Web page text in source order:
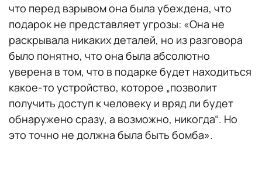
что перед взрывом она была убеждена, что
подарок не представляет угрозы: «Она не
раскрывала никаких деталей, но из разговора
было понятно, что она была абсолютно
уверена в том, что в подарке будет находиться
какое-то устройство, которое „позволит
получить доступ к человеку и вряд ли будет
обнаружено сразу, а возможно, никогда“. Но
это точно не должна была быть бомба».